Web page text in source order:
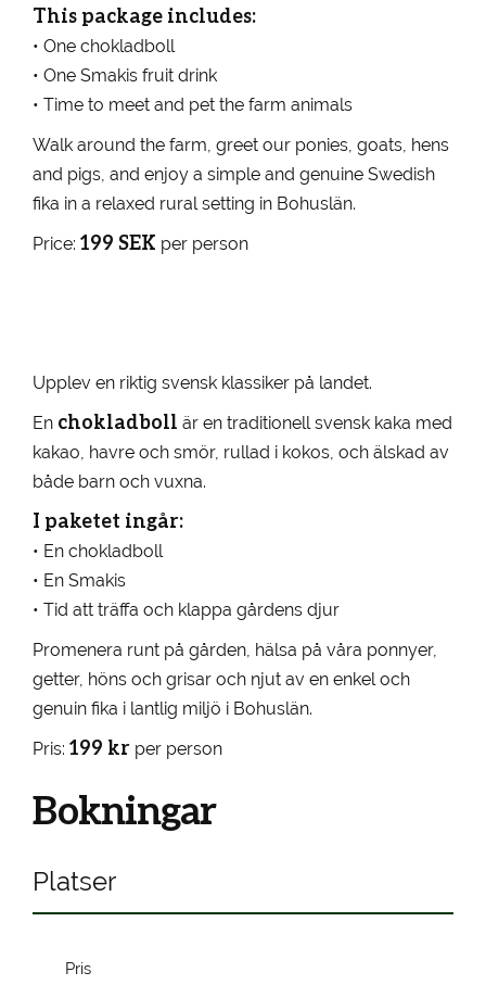
This package includes:
• One chokladboll
• One Smakis fruit drink
• Time to meet and pet the farm animals
Walk around the farm, greet our ponies, goats, hens
and pigs, and enjoy a simple and genuine Swedish
fika in a relaxed rural setting in Bohuslän.
Price: 199 SEK per person
Upplev en riktig svensk klassiker på landet.
En chokladboll är en traditionell svensk kaka med
kakao, havre och smör, rullad i kokos, och älskad av
både barn och vuxna.
I paketet ingår:
• En chokladboll
• En Smakis
• Tid att träffa och klappa gårdens djur
Promenera runt på gården, hälsa på våra ponnyer,
getter, höns och grisar och njut av en enkel och
genuin fika i lantlig miljö i Bohuslän.
Pris: 199 kr per person
Bokningar
Platser
Pris